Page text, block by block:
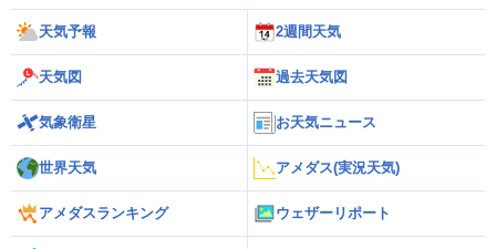
天気予報 2週間天気
天気図 過去天気図
気象衛星 お天気ニュース
世界天気 アメダス(実況天気)
アメダスランキング ウェザーリポート